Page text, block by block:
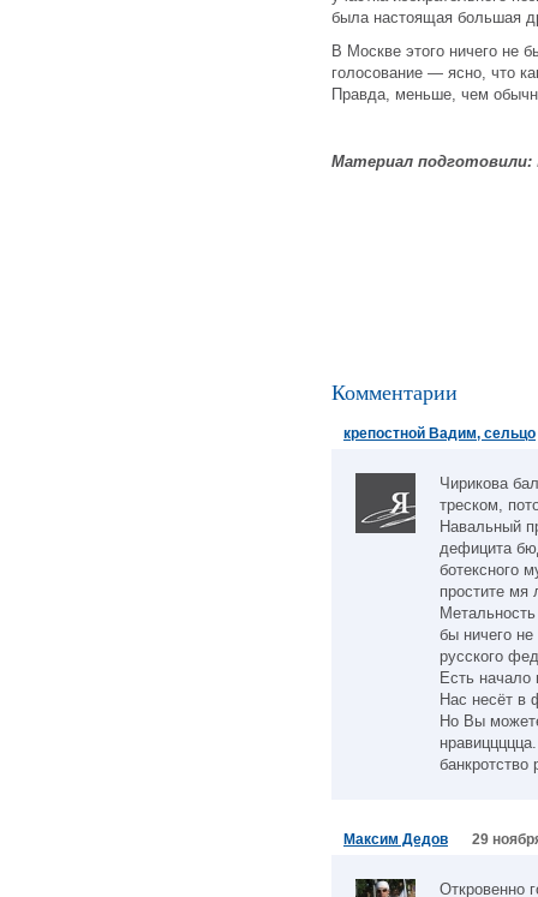
была настоящая большая
В Москве этого ничего не
голосование — ясно, что
Правда, меньше, чем
Материал подготовили:
Комментарии
крепостной Вадим, сельцо
Чирикова
треском,
Навальный
дефицита
ботексного
простите мя
бы ничего
русского
Есть начало
Нас несёт в
Но Вы
банкротство
Максим Дедов 29
Откровенно